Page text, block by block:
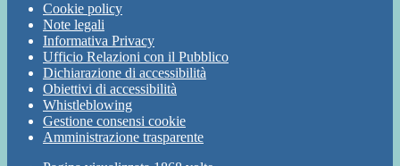
Cookie policy
Note legali
Informativa Privacy
Ufficio Relazioni con il Pubblico
Dichiarazione di accessibilità
Obiettivi di accessibilità
Whistleblowing
Gestione consensi cookie
Amministrazione trasparente